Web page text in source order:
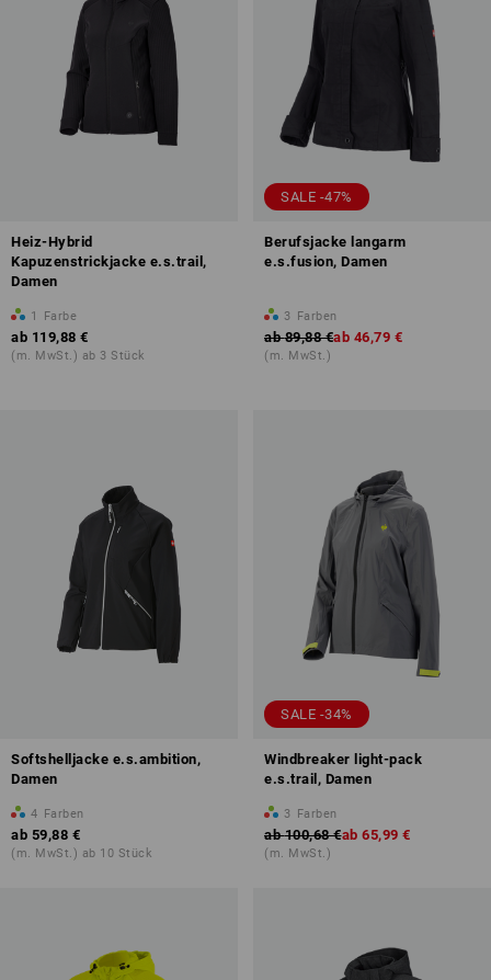
Heiz-Hybrid
Kapuzenstrickjacke e.s.trail,
Damen
1 Farbe
ab 119,88 €
(m. MwSt.) ab 3 Stück
SALE -47%
Berufsjacke langarm
e.s.fusion, Damen
3 Farben
ab 89,88 €ab 46,79 €
(m. MwSt.)
Softshelljacke e.s.ambition,
Damen
4 Farben
ab 59,88 €
(m. MwSt.) ab 10 Stück
SALE -34%
Windbreaker light-pack
e.s.trail, Damen
3 Farben
ab 100,68 €ab 65,99 €
(m. MwSt.)